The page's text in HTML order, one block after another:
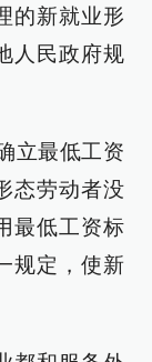
的新就业形
人民政府规
立最低工资
态劳动者没
最低工资标
规定，使新